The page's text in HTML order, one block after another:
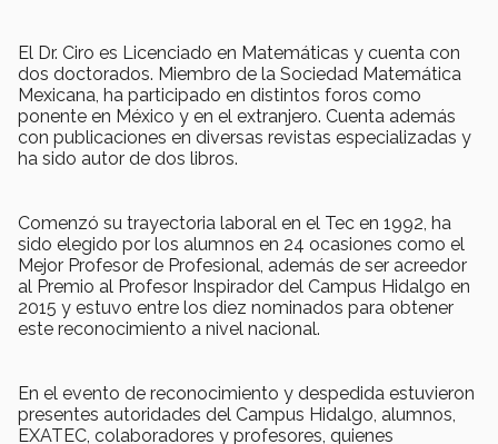
El Dr. Ciro es Licenciado en Matemáticas y cuenta con
dos doctorados. Miembro de la Sociedad Matemática
Mexicana, ha participado en distintos foros como
ponente en México y en el extranjero. Cuenta además
con publicaciones en diversas revistas especializadas y
ha sido autor de dos libros.
Comenzó su trayectoria laboral en el Tec en 1992, ha
sido elegido por los alumnos en 24 ocasiones como el
Mejor Profesor de Profesional, además de ser acreedor
al Premio al Profesor Inspirador del Campus Hidalgo en
2015 y estuvo entre los diez nominados para obtener
este reconocimiento a nivel nacional.
En el evento de reconocimiento y despedida estuvieron
presentes autoridades del Campus Hidalgo, alumnos,
EXATEC, colaboradores y profesores, quienes